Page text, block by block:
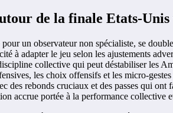
de la finale Etats-Unis
un observateur non spécialiste, se
à adapter le jeu selon les ajustements
collective qui peut déstabiliser les
les choix offensifs et les micro-
des rebonds cruciaux et des passes qui
accrue portée à la performance collective